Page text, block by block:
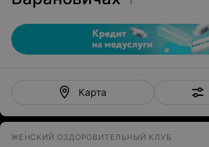
Карта
ЖЕНСКИЙ ОЗДОРОВИТЕЛЬНЫЙ КЛУБ